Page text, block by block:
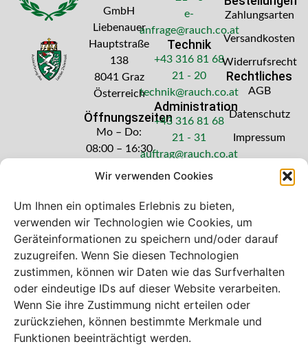
Wir verwenden Cookies
Um Ihnen ein optimales Erlebnis zu bieten,
verwenden wir Technologien wie Cookies, um
Geräteinformationen zu speichern und/oder darauf
zuzugreifen. Wenn Sie diesen Technologien
zustimmen, können wir Daten wie das Surfverhalten
oder eindeutige IDs auf dieser Website verarbeiten.
Wenn Sie ihre Zustimmung nicht erteilen oder
zurückziehen, können bestimmte Merkmale und
Funktionen beeinträchtigt werden.
GmbH
Liebenauer
Hauptstraße
138
8041 Graz
Österreich
Öffnungszeiten
Mo – Do:
08:00 – 16:30
Freitag: 08:00
e-
anfrage@rauch.co.at
Technik
+43 316 81 68
21 - 20
technik@rauch.co.at
Administration
+43 316 81 68
21 - 31
auftrag@rauch.co.at
Zahlungsarten
Versandkosten
Widerrufsrecht
Rechtliches
AGB
Datenschutz
Impressum
Bei diesem Webshop handelt es sich um
einen B2B-Webshop
A. Rauch GmbH – Ihr Experte aus Österreich für Waagen,
Eich- & Kalibrierservice, Sprühnebel-Zerstäubungstechnik
und Lebensmittelmaschinen.